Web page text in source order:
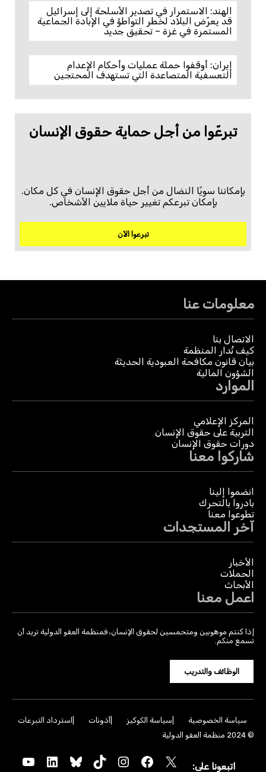
الهند: الاستمرار في تصدير الأسلحة إلى إسرائيل
قد يعرّض البلاد لخطر التواطؤ في الإبادة الجماعية
المستمرة في غزة – تحقيق جديد
إيران: أوقفوا حملة عمليات وأحكام الإعدام
التعسفية المتصاعدة التي تستهدف المحتجين
تبرعّوا من أجل حماية حقوق الإنسان
بإمكاننا سويًا النضال من أجل حقوق الإنسان في كل مكان.
بإمكان تبرعكم تغيير حياة ملايين الأشخاص.
تبرعوا الآن
معلومات عنا
الاتصال بنا
كيف تُدار المنظمة
بيان قانون مكافحة العبودية الحديثة
الشؤون المالية
الموارد
المركز الإعلامي
التربية على حقوق الإنسان
دورات حقوق الإنسان
شاركوا معنا
انضموا إلينا
بادروا بالتحرك
تطوعوا معنا
آخر المستجدات
الأخبار
الحملات
الأبحاث
اعمل معنا
إذا كنتم موهوبين ومتحمسين لحقوق الإنسان، فمنظمة العفو الدولية تريد أن
تسمع منكم.
الوظائف والتدريب
سياسة الخصوصية سياسة الكوكيز أذونات
استرداد التبرعات
© 2024 منظمة العفو الدولية
اتبعونا على: X
Facebook
Instagram
TikTok
Bluesky
LinkedIn
YouTube